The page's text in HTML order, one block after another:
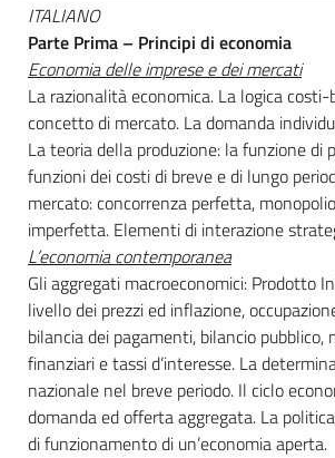
ITALIANO
Parte Prima – Principi di economia
Economia delle imprese e dei mercati
La razionalità economica. La logica costi-
concetto di mercato. La domanda
La teoria della produzione: la funzione di
funzioni dei costi di breve e di lungo
mercato: concorrenza perfetta,
imperfetta. Elementi di interazione
L’economia contemporanea
Gli aggregati macroeconomici: Prodotto
livello dei prezzi ed inflazione,
bilancia dei pagamenti, bilancio pubblico,
finanziari e tassi d’interesse. La
nazionale nel breve periodo. Il ciclo
domanda ed offerta aggregata. La
di funzionamento di un’economia aperta.